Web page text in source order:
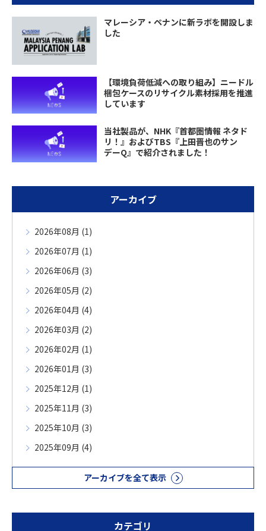
マレーシア・ペナンに新ラボを開設しま
した
【環境負荷低減への取り組み】ニードル
梱包ケースのリサイクル素材採用を推進
しています
当社製品が、NHK『首都圏情報 ネタド
リ！』およびTBS『上田晋也のサン
デーQ』で紹介されました！
アーカイブ
2026年08月 (1)
2026年07月 (1)
2026年06月 (3)
2026年05月 (2)
2026年04月 (4)
2026年03月 (2)
2026年02月 (1)
2026年01月 (3)
2025年12月 (1)
2025年11月 (3)
2025年10月 (3)
2025年09月 (4)
アーカイブを全て表示
カテゴリ